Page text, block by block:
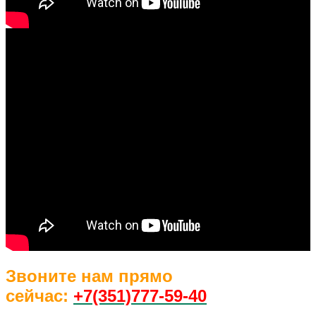
Звоните нам прямо
сейчас: +7(351)777-59-40